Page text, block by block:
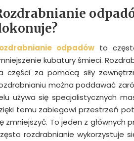
odpadów to
kubatury śmieci.
części za pomocą siły
można poddawać
używa się specjalistycznych
temu zabiegowi przestrzeń
zmniejszyć. To jeden z
rozdrabnianie wykorzystuje